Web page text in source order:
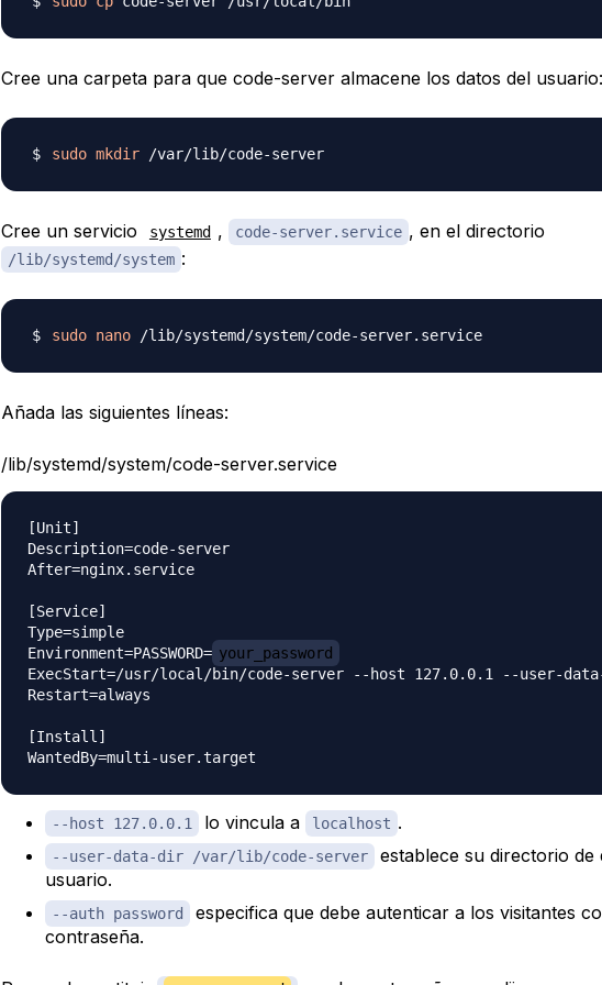
Cree una carpeta para que code-server almacene los datos del usuario:
sudo mkdir /var/lib/code-server
Cree un servicio systemd , code-server.service , en el directorio
/lib/systemd/system :
sudo nano /lib/systemd/system/code-server.service
Añada las siguientes líneas:
/lib/systemd/system/code-server.service
[Unit]
Description=code-server
After=nginx.service
[Service]
Type=simple
Environment=PASSWORD= your_password
ExecStart=/usr/local/bin/code-server --host 127.0.0.1 --user-
Restart=always
[Install]
--host 127.0.0.1 lo vincula a localhost .
--user-data-dir /var/lib/code-server
establece su directorio de
usuario.
--auth password
especifica que debe autenticar a los visitantes
contraseña.